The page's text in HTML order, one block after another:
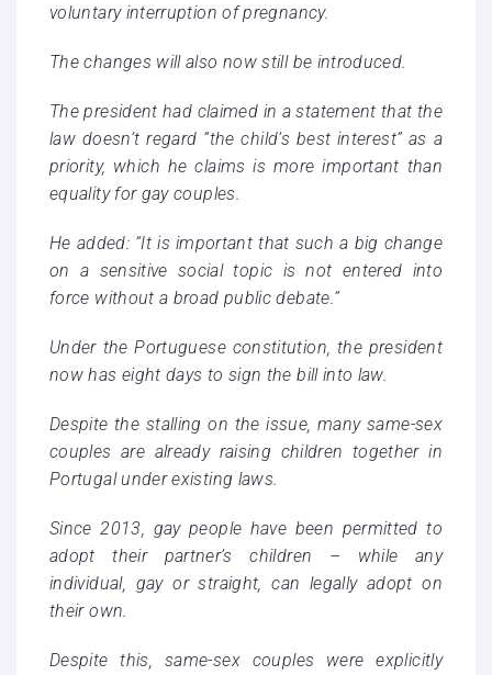
voluntary interruption of pregnancy.
The changes will also now still be introduced.
The president had claimed in a statement that the
law doesn’t regard “the child’s best interest” as a
priority, which he claims is more important than
equality for gay couples.
He added: “It is important that such a big change
on a sensitive social topic is not entered into
force without a broad public debate.”
Under the Portuguese constitution, the president
now has eight days to sign the bill into law.
Despite the stalling on the issue, many same-sex
couples are already raising children together in
Portugal under existing laws.
Since 2013, gay people have been permitted to
adopt their partner’s children – while any
individual, gay or straight, can legally adopt on
their own.
Despite this, same-sex couples were explicitly